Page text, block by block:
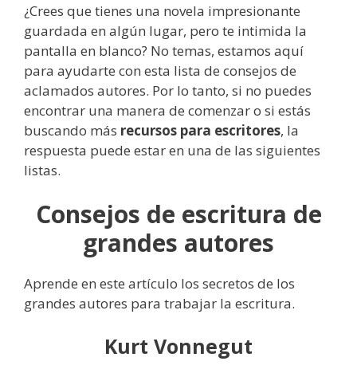
¿Crees que tienes una novela impresionante
guardada en algún lugar, pero te intimida la
pantalla en blanco? No temas, estamos aquí
para ayudarte con esta lista de consejos de
aclamados autores. Por lo tanto, si no puedes
encontrar una manera de comenzar o si estás
buscando más recursos para escritores, la
respuesta puede estar en una de las siguientes
listas.
Consejos de escritura de
grandes autores
Aprende en este artículo los secretos de los
grandes autores para trabajar la escritura.
Kurt Vonnegut